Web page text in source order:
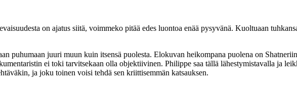
on ajatus siitä, voimmeko pitää edes luontoa enää pysyvänä. Kuoltuaan
puhumaan juuri muun kuin itsensä puolesta. Elokuvan heikompana puolena on
ei toki tarvitsekaan olla objektiivinen. Philippe saa tällä lähestymistavalla ja
ja joku toinen voisi tehdä sen kriittisemmän katsauksen.